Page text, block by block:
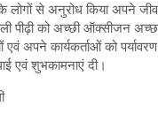
लोगों से अनुरोध किया अपने
पीढ़ी को अच्छी ऑक्सीजन
एवं अपने कार्यकर्ताओं को
एवं शुभकामनाएं दी।